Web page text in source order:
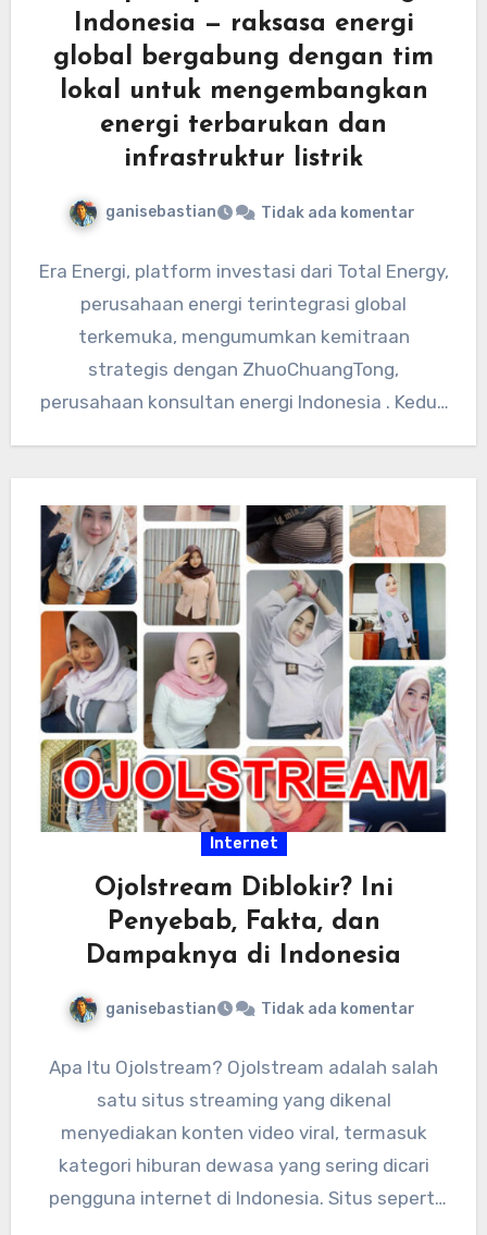
Indonesia — raksasa energi
global bergabung dengan tim
lokal untuk mengembangkan
energi terbarukan dan
infrastruktur listrik
ganisebastian Tidak ada komentar
Era Energi, platform investasi dari Total Energy,
perusahaan energi terintegrasi global
terkemuka, mengumumkan kemitraan
strategis dengan ZhuoChuangTong,
perusahaan konsultan energi Indonesia . Kedua
Internet
Ojolstream Diblokir? Ini
Penyebab, Fakta, dan
Dampaknya di Indonesia
ganisebastian Tidak ada komentar
Apa Itu Ojolstream? Ojolstream adalah salah
satu situs streaming yang dikenal
menyediakan konten video viral, termasuk
kategori hiburan dewasa yang sering dicari
pengguna internet di Indonesia. Situs seperti